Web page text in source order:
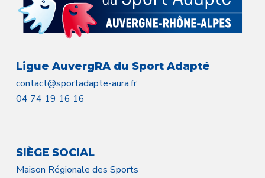
Ligue AuvergRA du Sport Adapté
contact@sportadapte-aura.fr
04 74 19 16 16
SIÈGE SOCIAL
Maison Régionale des Sports